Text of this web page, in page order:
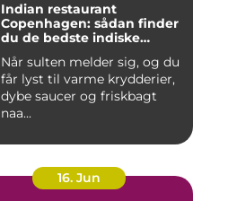
Indian restaurant
Copenhagen: sådan finder
du de bedste indiske
Når sulten melder sig, og du
får lyst til varme krydderier,
dybe saucer og friskbagt
naa...
16. Jun